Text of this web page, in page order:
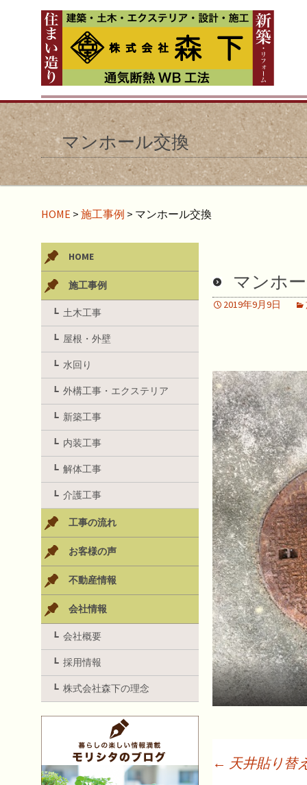
マンホール交換
HOME > 施工事例 > マンホール交換
マンホ
2019年9月9日
← 天井貼り替
HOME
施工事例
土木工事
屋根・外壁
水回り
外構工事・エクステリア
新築工事
内装工事
解体工事
介護工事
工事の流れ
お客様の声
不動産情報
会社情報
会社概要
採用情報
株式会社森下の理念